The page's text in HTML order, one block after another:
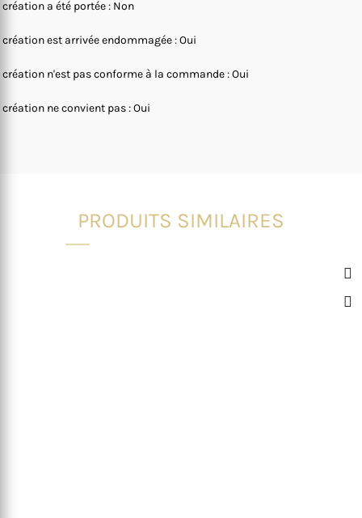
création a été portée : Non
création est arrivée endommagée : Oui
création n'est pas conforme à la commande : Oui
création ne convient pas : Oui
PRODUITS SIMILAIRES